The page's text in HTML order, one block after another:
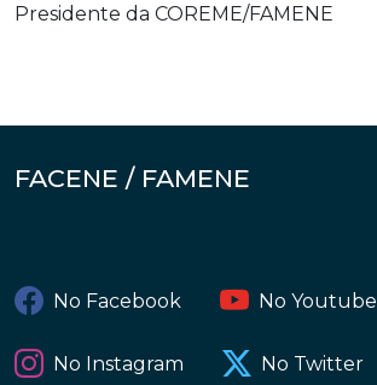
Presidente da COREME/FAMENE
FACENE / FAMENE
No Facebook No Youtube
No Instagram No Twitter